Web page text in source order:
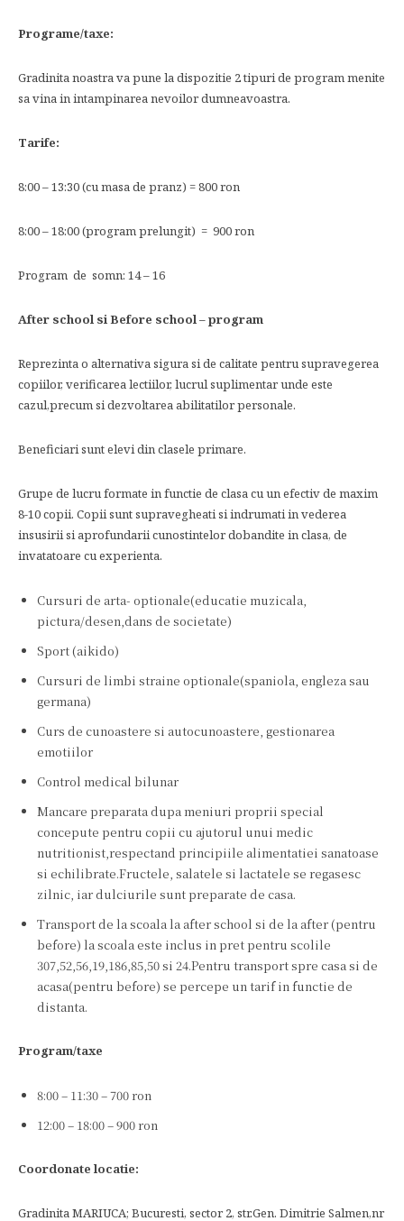
Programe/taxe:
Gradinita noastra va pune la dispozitie 2 tipuri de program menite
sa vina in intampinarea nevoilor dumneavoastra.
Tarife:
8:00 – 13:30 (cu masa de pranz) = 800 ron
8:00 – 18:00 (program prelungit) = 900 ron
Program de somn: 14 – 16
After school si Before school – program
Reprezinta o alternativa sigura si de calitate pentru supravegerea
copiilor, verificarea lectiilor, lucrul suplimentar unde este
cazul,precum si dezvoltarea abilitatilor personale.
Beneficiari sunt elevi din clasele primare.
Grupe de lucru formate in functie de clasa cu un efectiv de maxim
8-10 copii. Copii sunt supravegheati si indrumati in vederea
insusirii si aprofundarii cunostintelor dobandite in clasa, de
invatatoare cu experienta.
Cursuri de arta- optionale(educatie muzicala,
pictura/desen,dans de societate)
Sport (aikido)
Cursuri de limbi straine optionale(spaniola, engleza sau
germana)
Curs de cunoastere si autocunoastere, gestionarea
emotiilor
Control medical bilunar
Mancare preparata dupa meniuri proprii special
concepute pentru copii cu ajutorul unui medic
nutritionist,respectand principiile alimentatiei sanatoase
si echilibrate.Fructele, salatele si lactatele se regasesc
zilnic, iar dulciurile sunt preparate de casa.
Transport de la scoala la after school si de la after (pentru
before) la scoala este inclus in pret pentru scolile
307,52,56,19,186,85,50 si 24.Pentru transport spre casa si de
acasa(pentru before) se percepe un tarif in functie de
distanta.
Program/taxe
8:00 – 11:30 – 700 ron
12:00 – 18:00 – 900 ron
Coordonate locatie:
Gradinita MARIUCA; Bucuresti, sector 2, str.Gen. Dimitrie Salmen,nr